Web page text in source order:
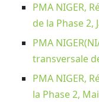
PMA NIGER,
de la Phase 2,
PMA
transversale
PMA NIGER,
la Phase 2,